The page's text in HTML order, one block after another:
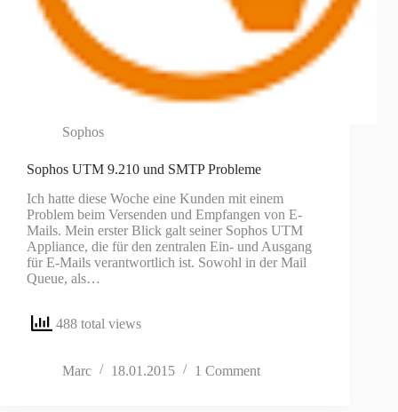
Sophos
Sophos UTM 9.210 und SMTP Probleme
Ich hatte diese Woche eine Kunden mit einem
Problem beim Versenden und Empfangen von E-
Mails. Mein erster Blick galt seiner Sophos UTM
Appliance, die für den zentralen Ein- und Ausgang
für E-Mails verantwortlich ist. Sowohl in der Mail
Queue, als…
488 total views
Marc 18.01.2015 1 Comment